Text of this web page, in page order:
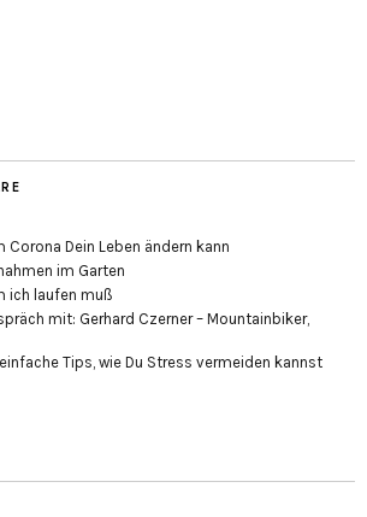
Corona Dein Leben ändern kann
im Garten
ich laufen muß
mit: Gerhard Czerner – Mountainbiker,
Tips, wie Du Stress vermeiden kannst